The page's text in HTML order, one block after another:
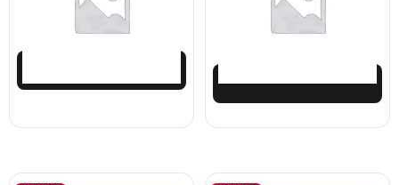
461.700
$1.577.033
$